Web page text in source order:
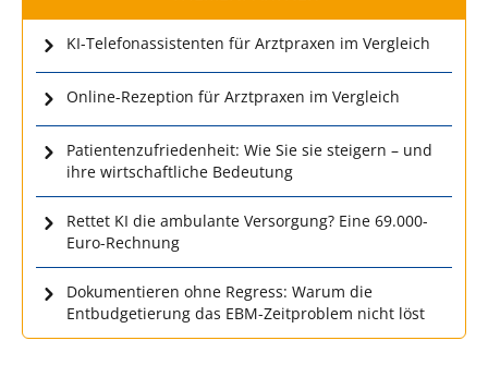
KI-Telefonassistenten für Arztpraxen im Vergleich
Online-Rezeption für Arztpraxen im Vergleich
Patientenzufriedenheit: Wie Sie sie steigern – und
ihre wirtschaftliche Bedeutung
Rettet KI die ambulante Versorgung? Eine 69.000-
Euro-Rechnung
Dokumentieren ohne Regress: Warum die
Entbudgetierung das EBM-Zeitproblem nicht löst